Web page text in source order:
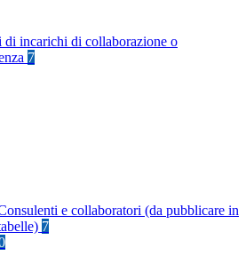
di incarichi di collaborazione o
7
e collaboratori (da pubblicare in
7